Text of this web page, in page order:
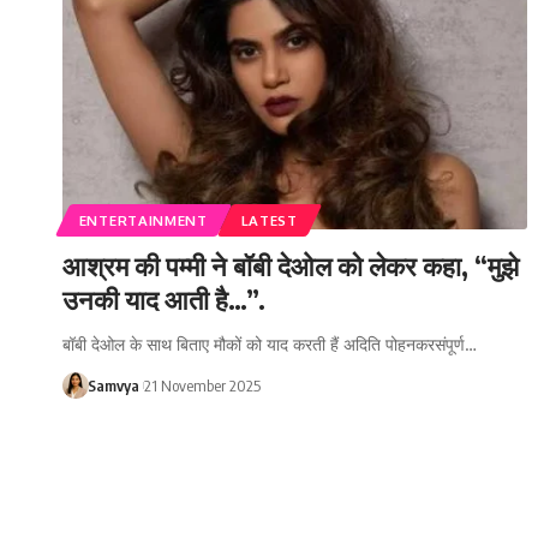
ENTERTAINMENT LATEST
आश्रम की पम्मी ने बॉबी देओल को लेकर कहा, “मुझे
उनकी याद आती है…”.
बॉबी देओल के साथ बिताए मौकों को याद करती हैं अदिति पोहनकरसंपूर्ण…
Samvya 21 November 2025